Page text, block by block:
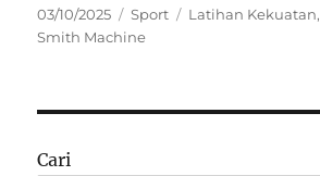
Posted
on
03/10/2025 Categories
Sport Tags
Latihan Kekuatan,
Smith Machine
Cari